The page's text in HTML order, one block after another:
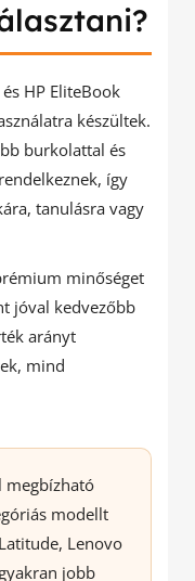
HP EliteBook
készültek.
burkolattal és
így
tanulásra vagy
minőséget
jóval kedvezőbb
arányt
mind
megbízható
modellt
Lenovo
jobb